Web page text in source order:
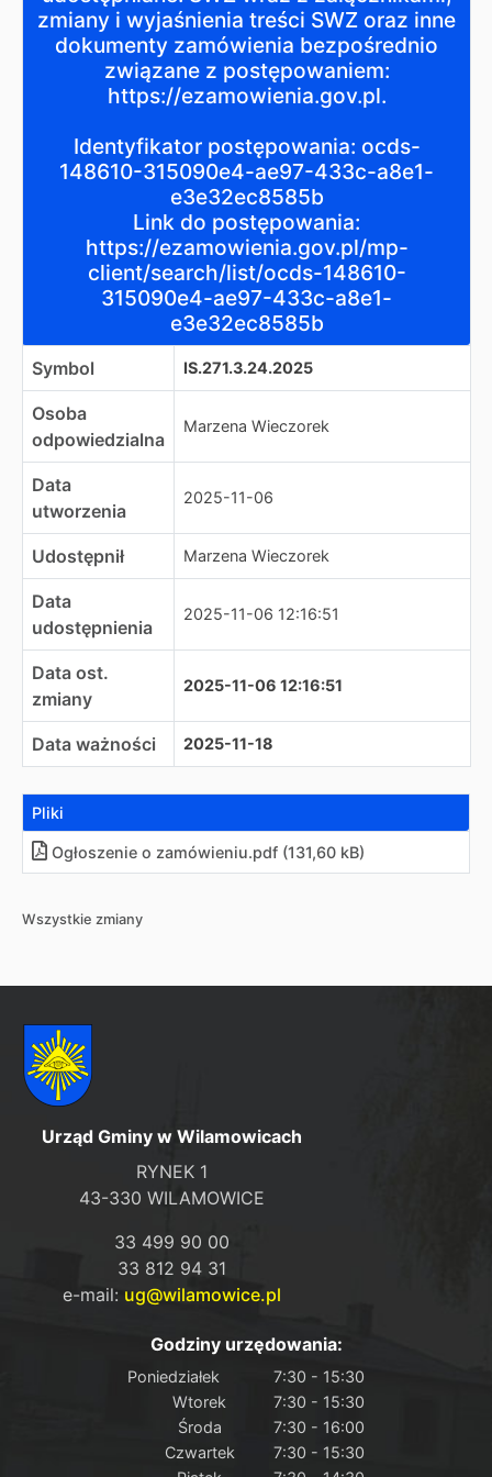
zmiany i wyjaśnienia treści SWZ oraz inne
dokumenty zamówienia bezpośrednio
związane z postępowaniem:
https://ezamowienia.gov.pl.
Identyfikator postępowania: ocds-
148610-315090e4-ae97-433c-a8e1-
e3e32ec8585b
Link do postępowania:
https://ezamowienia.gov.pl/mp-
client/search/list/ocds-148610-
315090e4-ae97-433c-a8e1-
e3e32ec8585b
Symbol IS.271.3.24.2025
Osoba
odpowiedzialna
Marzena Wieczorek
Data
utworzenia
2025-11-06
Udostępnił Marzena Wieczorek
Data
udostępnienia
2025-11-06 12:16:51
Data ost.
zmiany
2025-11-06 12:16:51
Data ważności 2025-11-18
Pliki
Ogłoszenie o zamówieniu.pdf (131,60 kB)
Wszystkie zmiany
Urząd Gminy w Wilamowicach
RYNEK 1
43-330 WILAMOWICE
33 499 90 00
33 812 94 31
e-mail: ug@wilamowice.pl
Godziny urzędowania:
Poniedziałek
7:30 - 15:30
Wtorek
7:30 - 15:30
Środa
7:30 - 16:00
Czwartek
7:30 - 15:30